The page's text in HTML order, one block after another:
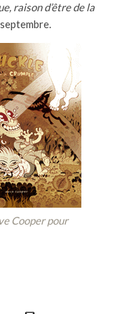
raison d’être de la
Cooper pour